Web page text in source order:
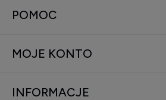
POMOC
MOJE KONTO
INFORMACJE